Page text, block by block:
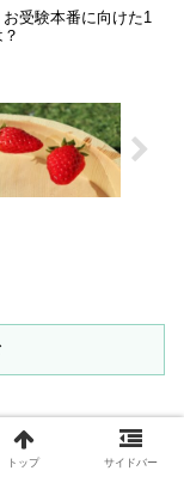
受験本番に向けた1
トップ サイドバー